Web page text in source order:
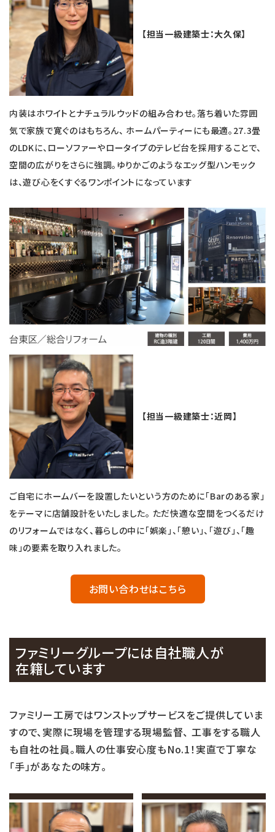
【担当一級建築士：大久保】
内装はホワイトとナチュラルウッドの組み合わせ。落ち着いた雰囲
気で家族で寛ぐのはもちろん、 ホームパーティーにも最適。27.3畳
のLDKに、ローソファーやロータイプのテレビ台を採用することで、
空間の広がりをさらに強調。ゆりかごのようなエッグ型ハンモック
は、遊び心をくすぐるワンポイントになっています
【担当一級建築士：近岡】
ご自宅にホームバーを設置したいという方のために「Barのある家」
をテーマに店舗設計をいたしました。 ただ快適な空間をつくるだけ
のリフォームではなく、暮らしの中に「娯楽」、「憩い」、「遊び」、「趣
味」の要素を取り入れました。
お問い合わせはこちら
ファミリーグループには自社職人が
在籍しています
ファミリー工房ではワンストップサービスをご提供していま
すので、実際に現場を管理する現場監督、 工事をする職人
も自社の社員。職人の仕事安心度もNo.1！実直で丁寧な
「手」があなたの味方。